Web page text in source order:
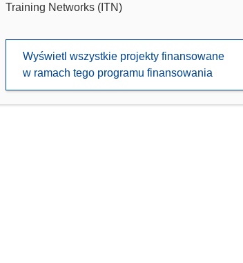
Training Networks (ITN)
Wyświetl wszystkie projekty finansowane
w ramach tego programu finansowania